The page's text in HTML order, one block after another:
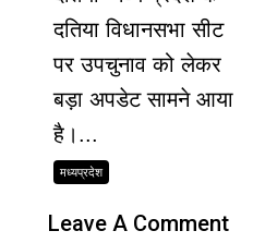
दतिया विधानसभा सीट
पर उपचुनाव को लेकर
बड़ा अपडेट सामने आया
है।...
मध्यप्रदेश
Leave A Comment